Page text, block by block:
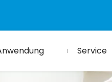
Service